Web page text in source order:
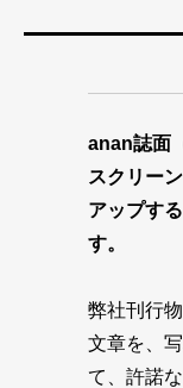
anan誌面
スクリー
アップす
す。
弊社刊行
文章を、
て、許諾